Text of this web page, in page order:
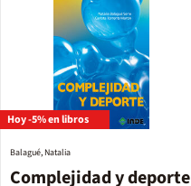
Hoy -5% en libros
Complejidad y deporte
Balagué, Natalia